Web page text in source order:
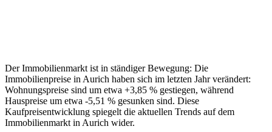
Der Immobilienmarkt ist in ständiger Bewegung: Die
Immobilienpreise in Aurich haben sich im letzten Jahr verändert:
Wohnungspreise sind um etwa +3,85 % gestiegen, während
Hauspreise um etwa -5,51 % gesunken sind. Diese
Kaufpreisentwicklung spiegelt die aktuellen Trends auf dem
Immobilienmarkt in Aurich wider.